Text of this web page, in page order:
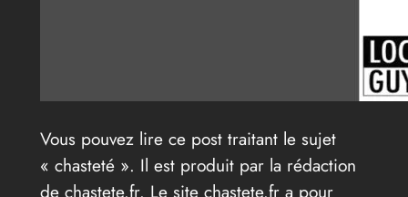
Vous pouvez lire ce post traitant le sujet
« chasteté ». Il est produit par la rédaction
de chastete.fr. Le site chastete.fr a pour